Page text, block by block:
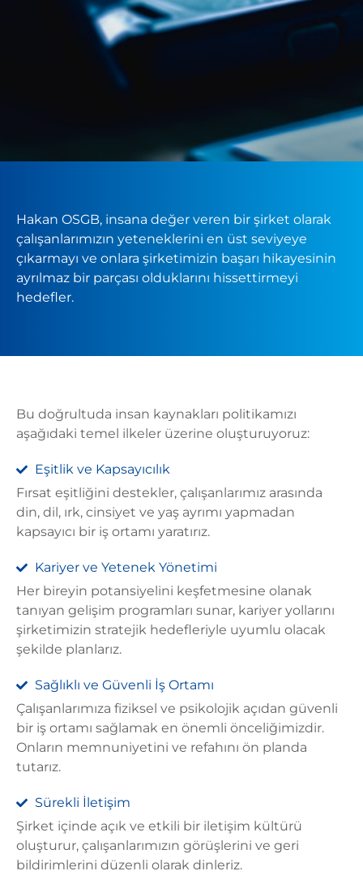
Hakan OSGB, insana değer veren bir şirket olarak
çalışanlarımızın yeteneklerini en üst seviyeye
çıkarmayı ve onlara şirketimizin başarı hikayesinin
ayrılmaz bir parçası olduklarını hissettirmeyi
hedefler.
Bu doğrultuda insan kaynakları politikamızı
aşağıdaki temel ilkeler üzerine oluşturuyoruz:
Eşitlik ve Kapsayıcılık
Fırsat eşitliğini destekler, çalışanlarımız arasında
din, dil, ırk, cinsiyet ve yaş ayrımı yapmadan
kapsayıcı bir iş ortamı yaratırız.
Kariyer ve Yetenek Yönetimi
Her bireyin potansiyelini keşfetmesine olanak
tanıyan gelişim programları sunar, kariyer yollarını
şirketimizin stratejik hedefleriyle uyumlu olacak
şekilde planlarız.
Sağlıklı ve Güvenli İş Ortamı
Çalışanlarımıza fiziksel ve psikolojik açıdan güvenli
bir iş ortamı sağlamak en önemli önceliğimizdir.
Onların memnuniyetini ve refahını ön planda
tutarız.
Sürekli İletişim
Şirket içinde açık ve etkili bir iletişim kültürü
oluşturur, çalışanlarımızın görüşlerini ve geri
bildirimlerini düzenli olarak dinleriz.